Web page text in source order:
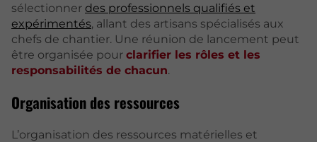
sélectionner des professionnels qualifiés et
expérimentés, allant des artisans spécialisés aux
chefs de chantier. Une réunion de lancement peut
être organisée pour clarifier les rôles et les
responsabilités de chacun.
Organisation des ressources
L’organisation des ressources matérielles et